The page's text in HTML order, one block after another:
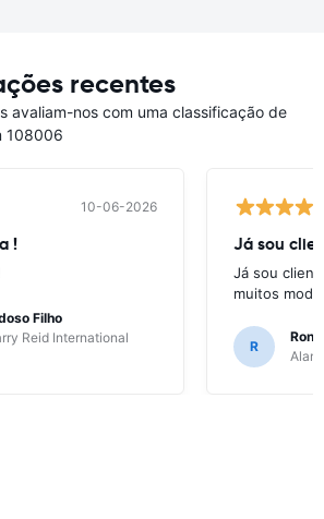
recentes
avaliam-nos com uma classificação de
108006
10-06-2026
!
Filho
Reid International
Já sou
Já sou
muitos
R